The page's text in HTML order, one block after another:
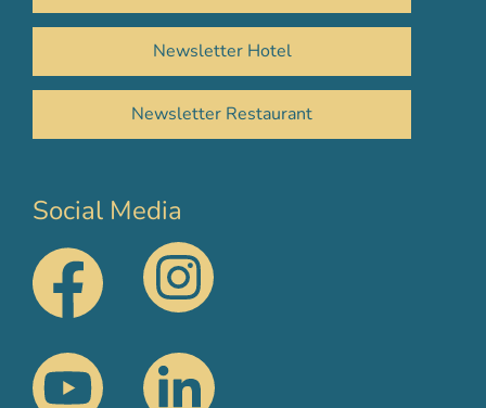
Newsletter Hotel
Newsletter Restaurant
Social Media